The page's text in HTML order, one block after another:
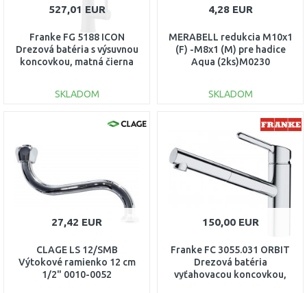
527,01 EUR
Franke FG 5188 ICON
Drezová batéria s výsuvnou
koncovkou, matná čierna
SKLADOM
DO KOŠÍKA
4,28 EUR
MERABELL redukcia M10x1
(F) -M8x1 (M) pre hadice
Aqua (2ks)M0230
SKLADOM
DO KOŠÍKA
27,42 EUR
CLAGE LS 12/SMB
Výtokové ramienko 12 cm
1/2" 0010-0052
150,00 EUR
Franke FC 3055.031 ORBIT
Drezová batéria
vyťahovacou koncovkou,